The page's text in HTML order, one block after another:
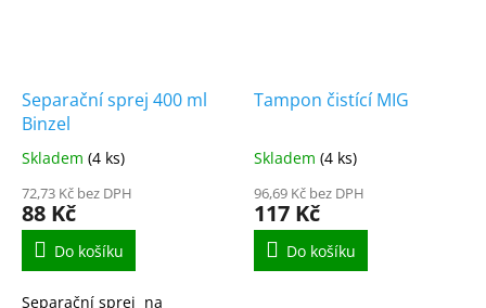
Separační sprej 400 ml
Binzel
Skladem (4 ks)
72,73 Kč bez DPH
88 Kč
Do košíku
Separační sprej na
Tampon čistící MIG
Skladem (4 ks)
96,69 Kč bez DPH
117 Kč
Do košíku